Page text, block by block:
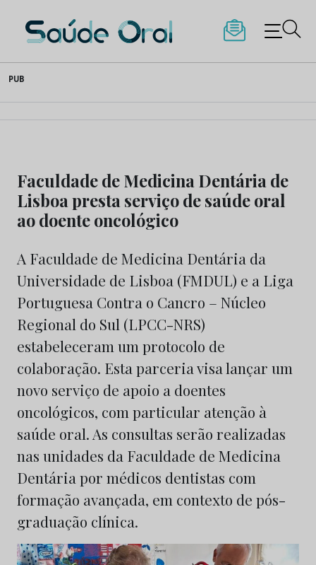
to
content
Saúde Oral
PUB
Faculdade de Medicina Dentária de
Lisboa presta serviço de saúde oral
ao doente oncológico
A Faculdade de Medicina Dentária da
Universidade de Lisboa (FMDUL) e a Liga
Portuguesa Contra o Cancro – Núcleo
Regional do Sul (LPCC-NRS)
estabeleceram um protocolo de
colaboração. Esta parceria visa lançar um
novo serviço de apoio a doentes
oncológicos, com particular atenção à
saúde oral. As consultas serão realizadas
nas unidades da Faculdade de Medicina
Dentária por médicos dentistas com
formação avançada, em contexto de pós-
graduação clínica.